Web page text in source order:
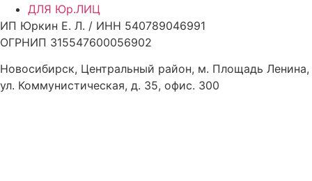
ДЛЯ Юр.ЛИЦ
ИП Юркин Е. Л. / ИНН 540789046991
ОГРНИП 315547600056902
Новосибирск, Центральный район, м. Площадь Ленина,
ул. Коммунистическая, д. 35, офис. 300